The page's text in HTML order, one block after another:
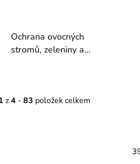
Ochrana ovocných
stromů, zeleniny a
z4 - 83 položek celkem